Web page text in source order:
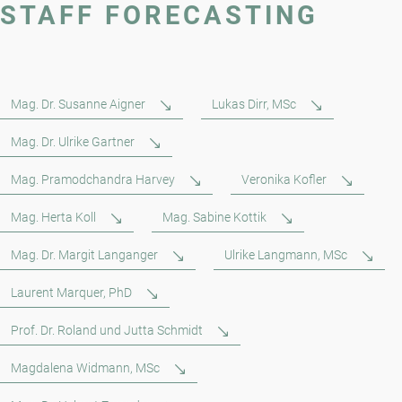
STAFF FORECASTING
Mag. Dr. Susanne Aigner Lukas Dirr, MSc
Mag. Dr. Ulrike Gartner
Mag. Pramodchandra Harvey Veronika Kofler
Mag. Herta Koll Mag. Sabine Kottik
Mag. Dr. Margit Langanger Ulrike Langmann, MSc
Laurent Marquer, PhD
Prof. Dr. Roland und Jutta Schmidt
Magdalena Widmann, MSc